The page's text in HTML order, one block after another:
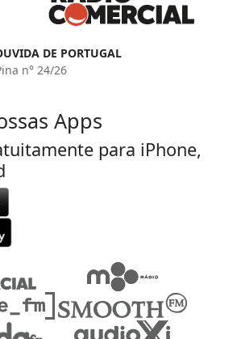
DE PORTUGAL
n° 24/26
Apps
para iPhone,